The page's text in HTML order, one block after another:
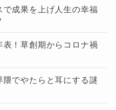
成果を上げ人生の幸福
！草創期からコロナ禍
隈でやたらと耳にする謎